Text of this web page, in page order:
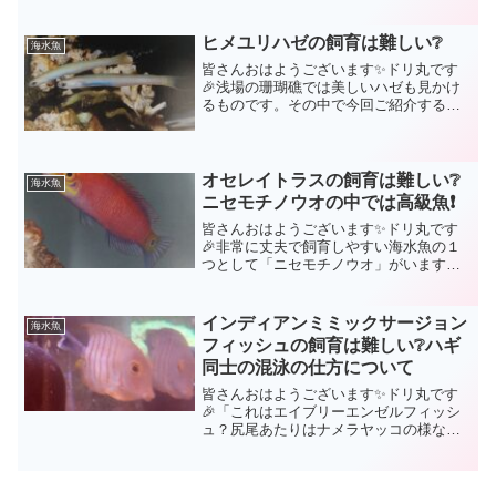
のごとく奇妙な海水魚でしたから😆【ク
ルマダイの特徴】・体の長...
海水魚 ヒメユリハゼの飼育は難しい❔
皆さんおはようございます✨ドリ丸です
🎉浅場の珊瑚礁では美しいハゼも見かけ
るものです。その中で今回ご紹介するの
いブルーの色彩が本当に美...
海水魚
オセレイトラスの飼育は難しい❔
ニセモチノウオの中では高級魚❗
皆さんおはようございます✨ドリ丸です
🎉非常に丈夫で飼育しやすい海水魚の１
つとして「ニセモチノウオ」がいます。
混泳に一苦労する面は持ち合わせてはい
ますが、価格も安価(10...
海水魚
インディアンミミックサージョン
フィッシュの飼育は難しい❔ハギ
同士の混泳の仕方について
皆さんおはようございます✨ドリ丸です
🎉「これはエイブリーエンゼルフィッシ
ュ？尻尾あたりはナメラヤッコの様な、